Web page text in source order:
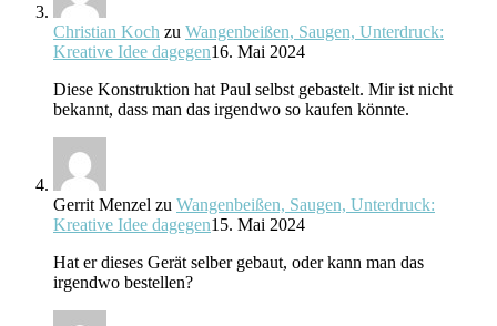
Christian Koch zu Wangenbeißen, Saugen, Unterdruck:
Kreative Idee dagegen16. Mai 2024
Diese Konstruktion hat Paul selbst gebastelt. Mir ist nicht
bekannt, dass man das irgendwo so kaufen könnte.
Gerrit Menzel zu Wangenbeißen, Saugen, Unterdruck:
Kreative Idee dagegen15. Mai 2024
Hat er dieses Gerät selber gebaut, oder kann man das
irgendwo bestellen?